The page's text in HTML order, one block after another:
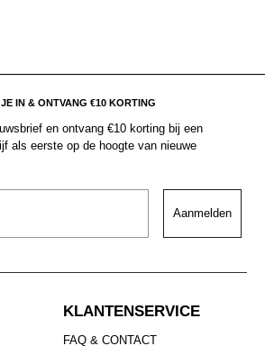
IN & ONTVANG €10 KORTING
en ontvang €10 korting bij een
als eerste op de hoogte van nieuwe
Aanmelden
KLANTENSERVICE
FAQ & CONTACT